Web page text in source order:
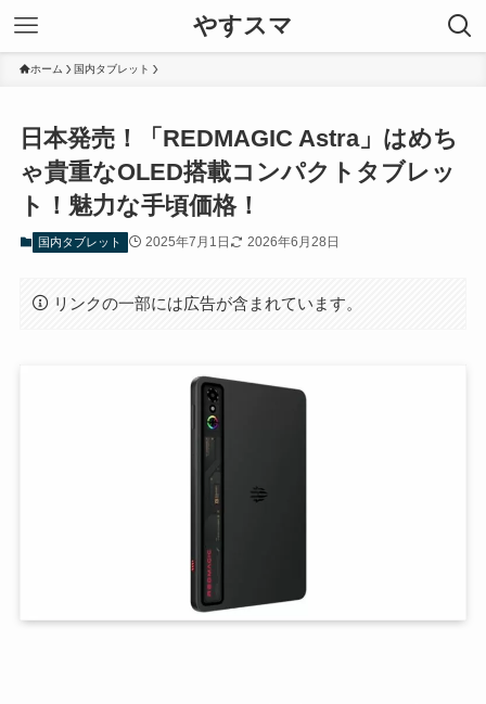
やすスマ
ホーム 国内タブレット
日本発売！「REDMAGIC Astra」はめち
ゃ貴重なOLED搭載コンパクトタブレッ
ト！魅力な手頃価格！
国内タブレット 2025年7月1日 2026年6月28日
リンクの一部には広告が含まれています。